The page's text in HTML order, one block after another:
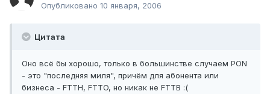
Опубликовано 10 января, 2006
Цитата
Оно всё бы хорошо, только в большинстве случаем PON
- это "последняя миля", причём для абонента или
бизнеса - FTTH, FTTO, но никак не FTTB :(